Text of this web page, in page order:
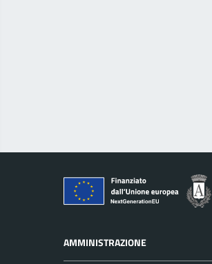
AMMINISTRAZIONE